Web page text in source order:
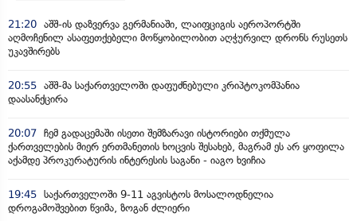
21:20 აშშ-ის დაზვერვა გერმანიაში, ლაიფციგის აეროპორტში
აღმოჩენილ ასაფეთქებელი მოწყობილობით აღჭურვილ დრონს რუსეთს
უკავშირებს
20:55 აშშ-მა საქართველოში დაფუძნებული კრიპტოკომპანია
დაასანქცირა
20:07 ჩემ გადაცემაში ისეთი შემზარავი ისტორიები თქმულა
ქართველების მიერ ერთმანეთის ხოცვის შესახებ, მაგრამ ეს არ ყოფილა
აქამდე პროკურატურის ინტერესის საგანი - იაგო ხვიჩია
19:45 საქართველოში 9-11 აგვისტოს მოსალოდნელია
დროგამოშვებით წვიმა, ზოგან ძლიერი